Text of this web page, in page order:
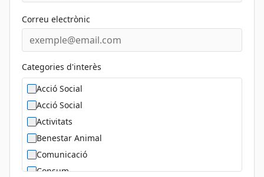
Correu electrònic
Categories d'interès
Acció Social
Acció Social
Activitats
Benestar Animal
Comunicació
Consum